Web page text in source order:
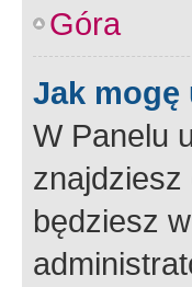
Góra
Jak
W Panelu
znajdziesz
będziesz